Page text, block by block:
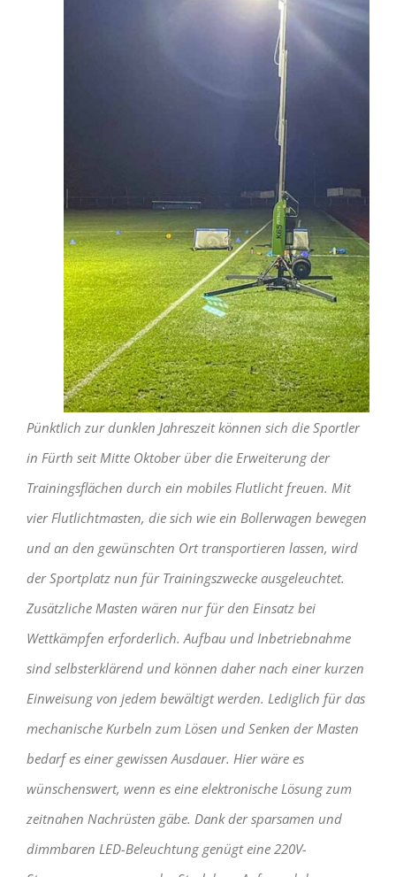
Pünktlich zur dunklen Jahreszeit können sich die Sportler
in Fürth seit Mitte Oktober über die Erweiterung der
Trainingsflächen durch ein mobiles Flutlicht freuen. Mit
vier Flutlichtmasten, die sich wie ein Bollerwagen bewegen
und an den gewünschten Ort transportieren lassen, wird
der Sportplatz nun für Trainingszwecke ausgeleuchtet.
Zusätzliche Masten wären nur für den Einsatz bei
Wettkämpfen erforderlich. Aufbau und Inbetriebnahme
sind selbsterklärend und können daher nach einer kurzen
Einweisung von jedem bewältigt werden. Lediglich für das
mechanische Kurbeln zum Lösen und Senken der Masten
bedarf es einer gewissen Ausdauer. Hier wäre es
wünschenswert, wenn es eine elektronische Lösung zum
zeitnahen Nachrüsten gäbe. Dank der sparsamen und
dimmbaren LED-Beleuchtung genügt eine 220V-